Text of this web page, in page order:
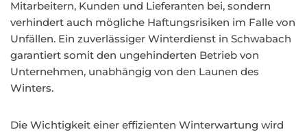
Mitarbeitern, Kunden und Lieferanten bei, sondern
verhindert auch mögliche Haftungsrisiken im Falle von
Unfällen. Ein zuverlässiger Winterdienst in Schwabach
garantiert somit den ungehinderten Betrieb von
Unternehmen, unabhängig von den Launen des
Winters.
Die Wichtigkeit einer effizienten Winterwartung wird